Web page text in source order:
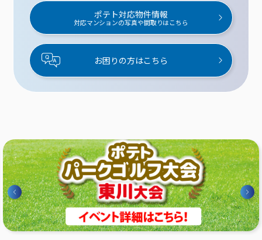
ポテト対応物件情報
対応マンションの写真や間取りはこちら
お困りの方はこちら